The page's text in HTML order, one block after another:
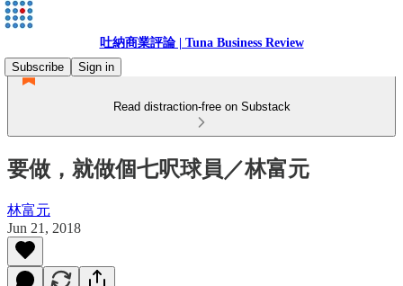
吐納商業評論 | Tuna Business Review
Subscribe
Sign in
Read distraction-free on Substack
要做，就做個七呎球員／林富元
林富元
Jun 21, 2018